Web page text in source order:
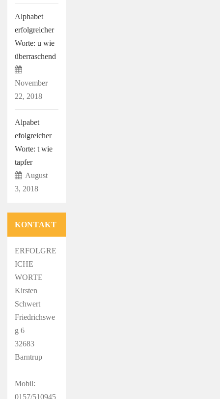
Alphabet
erfolgreicher
Worte: u wie
überraschend
November
22, 2018
Alpabet
efolgreicher
Worte: t wie
tapfer
August
3, 2018
KONTAKT
ERFOLGRE
ICHE
WORTE
Kirsten
Schwert
Friedrichswe
g 6
32683
Barntrup
Mobil:
0157/510945